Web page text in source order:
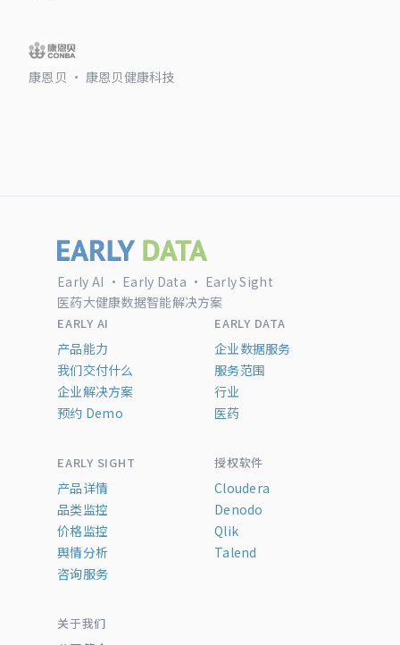
康恩贝 · 康恩贝健康科技
Early AI · Early Data · Early Sight
医药大健康数据智能解决方案
EARLY AI
产品能力
我们交付什么
企业解决方案
预约 Demo
EARLY DATA
企业数据服务
服务范围
行业
医药
EARLY SIGHT
产品详情
品类监控
价格监控
舆情分析
咨询服务
授权软件
Cloudera
Denodo
Qlik
Talend
关于我们